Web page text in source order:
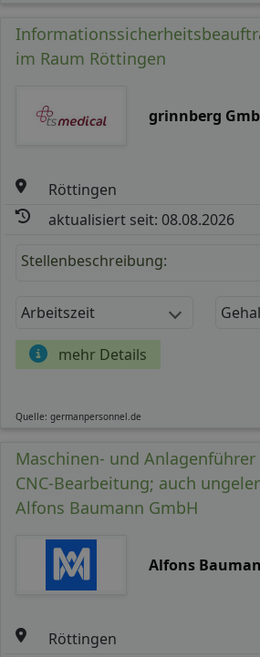
im Raum Röttingen
grinnberg
Röttingen
aktualisiert seit: 08.08.2026
Stellenbeschreibung:
Arbeitszeit
mehr Details
Quelle: germanpersonnel.de
Maschinen- und Anlagenführer
CNC-Bearbeitung; auch
Alfons Baumann GmbH
Alfons
Röttingen